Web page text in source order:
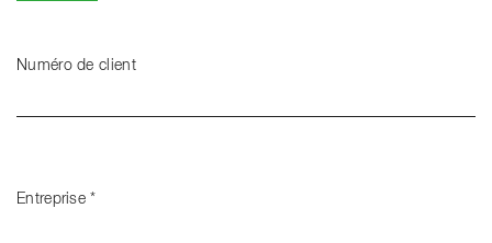
Numéro de client
Entreprise *